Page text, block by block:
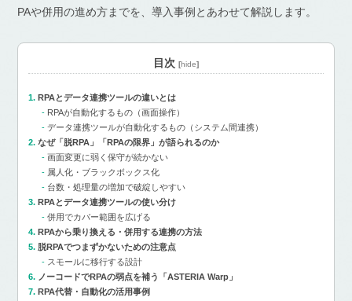
PAや併用の進め方までを、導入事例とあわせて解説します。
目次 [hide]
RPAとデータ連携ツールの違いとは
RPAが自動化するもの（画面操作）
データ連携ツールが自動化するもの（システム間連携）
なぜ「脱RPA」「RPAの限界」が語られるのか
画面変更に弱く保守が続かない
属人化・ブラックボックス化
台数・処理量の増加で破綻しやすい
RPAとデータ連携ツールの使い分け
併用でカバー範囲を広げる
RPAから乗り換える・併用する連携の方法
脱RPAでつまずかないための注意点
スモールに移行する設計
ノーコードでRPAの弱点を補う「ASTERIA Warp」
RPA代替・自動化の活用事例